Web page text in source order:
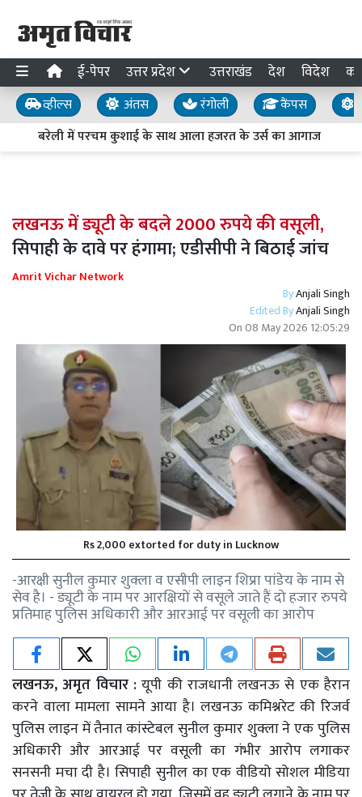
ई-पेपर उत्तर प्रदेश उत्तराखंड देश विदेश
व्हील्स अंतस रंगोली कैंपस
बरेली में परचम कुशाई के साथ आला हजरत के उर्स का आगाज
लखनऊ में ड्यूटी के बदले 2000 रुपये की वसूली,
सिपाही के दावे पर हंगामा; एडीसीपी ने बिठाई जांच
Amrit Vichar Network
ByAnjali Singh
Edited ByAnjali Singh
On08 May 2026 12:05:29
Rs 2,000 extorted for duty in Lucknow
-आरक्षी सुनील कुमार शुक्ला व एसीपी लाइन शिप्रा पांडेय के नाम से
सेव है। - ड्यूटी के नाम पर आरक्षियों से वसूले जाते हैं दो हजार रुपये
प्रतिमाह पुलिस अधिकारी और आरआई पर वसूली का आरोप
लखनऊ, अमृत विचार :यूपी की राजधानी लखनऊ से एक हैरान
करने वाला मामला सामने आया है। लखनऊ कमिश्नरेट की रिजर्व
पुलिस लाइन में तैनात कांस्टेबल सुनील कुमार शुक्ला ने एक पुलिस
अधिकारी और आरआई पर वसूली का गंभीर आरोप लगाकर
सनसनी मचा दी है। सिपाही सुनील का एक वीडियो सोशल मीडिया